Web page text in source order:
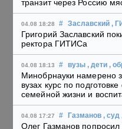
транзит через Россию
04.08 18:28 # Заславский ,
Григорий Заславский
ректора ГИТИСа
04.08 18:13 # вузы , дети ,
Минобрнауки намерено
вузах курс по подготовке
семейной жизни и
04.08 17:27 # Газманов , суд
Олег Газманов попросил